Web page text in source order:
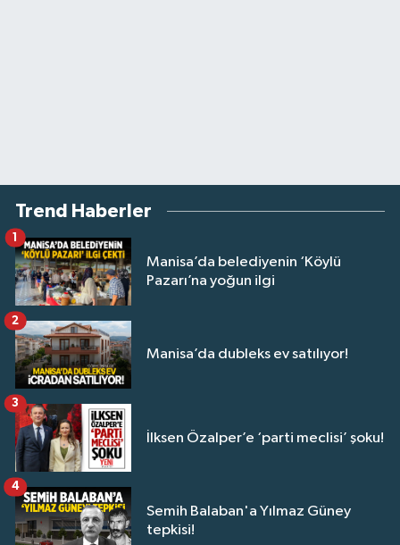
Trend Haberler
Manisa’da belediyenin ‘Köylü
Pazarı’na yoğun ilgi
1
Manisa’da dubleks ev satılıyor!
2
İlksen Özalper’e ‘parti meclisi’ şoku!
3
Semih Balaban'a Yılmaz Güney
tepkisi!
4